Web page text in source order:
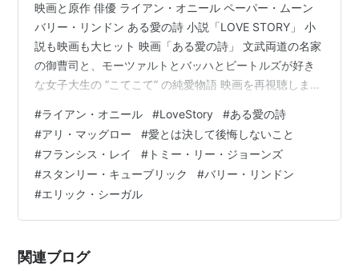
映画と原作 俳優 ライアン・オニール ペーパー・ムーン
バリー・リンドン ある愛の詩 小説「LOVE STORY」 小
説も映画も大ヒット 映画「ある愛の詩」 文武両道の名家
の御曹司と、モーツァルトとバッハとビートルズが好き
な女子大生の ”こてこて” の純愛物語 映画を再視聴しまし
悲しみのループ フランシス・レイ 雪のある風景 トミ
ー・リー・ジョーンズ ペーパーバックの思い出 初代ウォ
ークマンとＦＥＮとニューズウィーク 映画と原作 前回か
ら、映画と手許にある小説（原作）について綴っていま
す。 前回は山田太一さんの「異人たちとの夏」が主役で
し…
#ライアン・オニール #LoveStory #ある愛の詩
#アリ・マッグロー #愛とは決して後悔しないこと
#フランシス・レイ # トミー・リー・ジョーンズ
#スタンリー・キューブリック #バリー・リンドン
#エリック・シーガル
関連ブログ